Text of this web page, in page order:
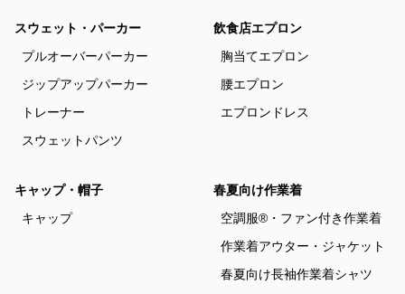
スウェット・パーカー
プルオーバーパーカー
ジップアップパーカー
トレーナー
スウェットパンツ
飲食店エプロン
胸当てエプロン
腰エプロン
エプロンドレス
キャップ・帽子
キャップ
春夏向け作業着
空調服®・ファン付き作業着
作業着アウター・ジャケット
春夏向け長袖作業着シャツ